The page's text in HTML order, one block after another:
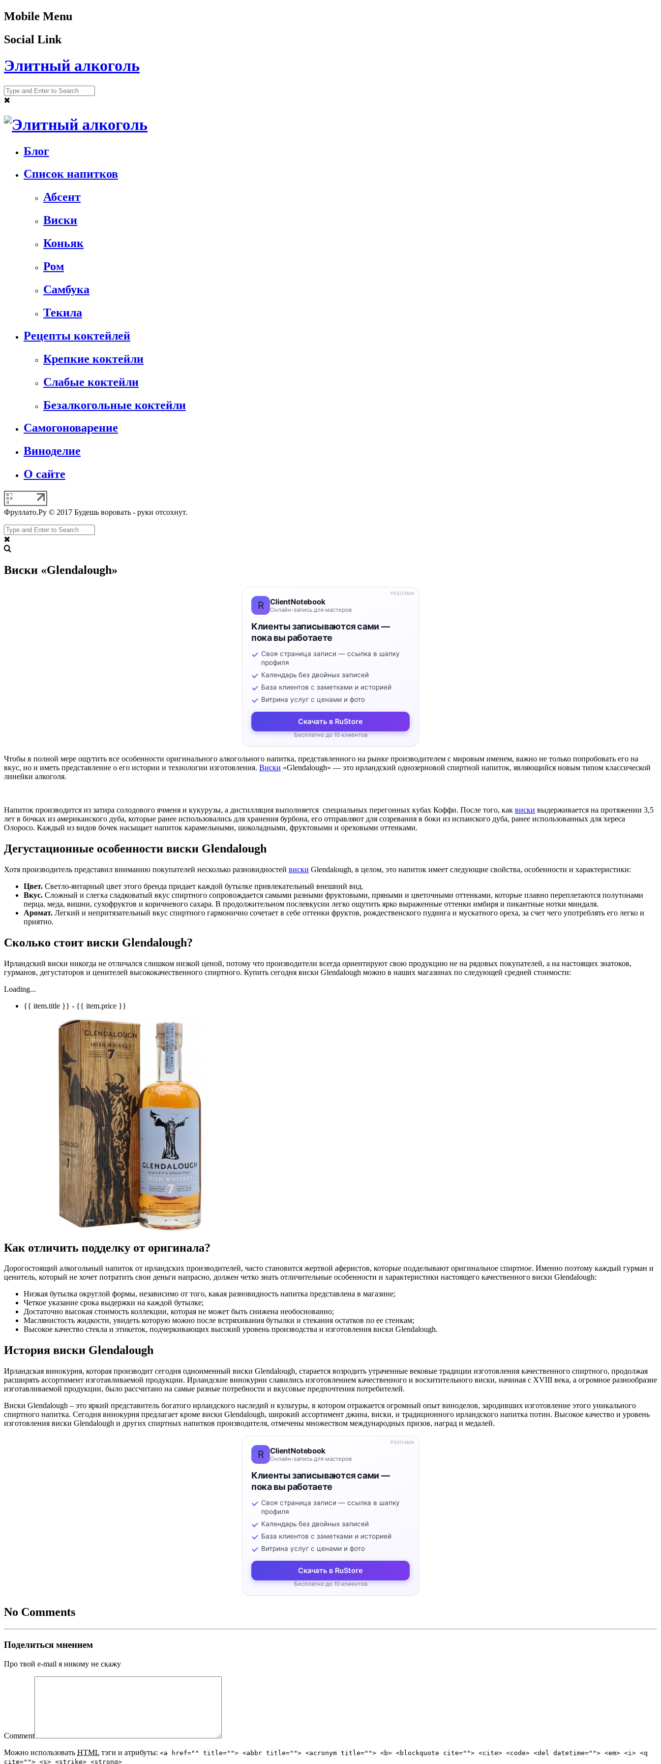
Mobile Menu
Social Link
Элитный алкоголь
Блог
Список напитков
Абсент
Виски
Коньяк
Ром
Самбука
Текила
Рецепты коктейлей
Крепкие коктейли
Слабые коктейли
Безалкогольные коктейли
Самогоноварение
Виноделие
О сайте
Фруллато.Ру © 2017 Будешь воровать - руки отсохнут.
Виски «Glendalough»
R ClientNotebook
Онлайн-запись для мастеров
Клиенты записываются сами —
пока вы работаете
Своя страница записи — ссылка в шапку
профиля
Календарь без двойных записей
База клиентов с заметками и историей
Витрина услуг с ценами и фото
Скачать в RuStore
Бесплатно до 10 клиентов
РЕКЛАМА
Чтобы в полной мере ощутить все особенности оригинального алкогольного напитка, представленного на рынке производителем с мировым именем, важно не только попробовать его на
вкус, но и иметь представление о его истории и технологии изготовления. Виски «Glendalough» — это ирландский однозерновой спиртной напиток, являющийся новым типом классической
линейки алкоголя.
Напиток производится из затира солодового ячменя и кукурузы, а дистилляция выполняется специальных перегонных кубах Коффи. После того, как виски выдерживается на протяжении 3,5
лет в бочках из американского дуба, которые ранее использовались для хранения бурбона, его отправляют для созревания в боки из испанского дуба, ранее использованных для хереса
Олоросо. Каждый из видов бочек насыщает напиток карамельными, шоколадными, фруктовыми и ореховыми оттенками.
Дегустационные особенности виски Glendalough
Хотя производитель представил вниманию покупателей несколько разновидностей виски Glendalough, в целом, это напиток имеет следующие свойства, особенности и характеристики:
Цвет. Светло-янтарный цвет этого бренда придает каждой бутылке привлекательный внешний вид.
Вкус. Сложный и слегка сладковатый вкус спиртного сопровождается самыми разными фруктовыми, пряными и цветочными оттенками, которые плавно переплетаются полутонами
перца, меда, вишни, сухофруктов и коричневого сахара. В продолжительном послевкусии легко ощутить ярко выраженные оттенки имбиря и пикантные нотки миндаля.
Аромат. Легкий и непритязательный вкус спиртного гармонично сочетает в себе оттенки фруктов, рождественского пудинга и мускатного ореха, за счет чего употреблять его легко и
приятно.
Сколько стоит виски Glendalough?
Ирландский виски никогда не отличался слишком низкой ценой, потому что производители всегда ориентируют свою продукцию не на рядовых покупателей, а на настоящих знатоков,
гурманов, дегустаторов и ценителей высококачественного спиртного. Купить сегодня виски Glendalough можно в наших магазинах по следующей средней стоимости:
Loading...
{{ item.title }} - {{ item.price }}
Как отличить подделку от оригинала?
Дорогостоящий алкогольный напиток от ирландских производителей, часто становится жертвой аферистов, которые подделывают оригинальное спиртное. Именно поэтому каждый гурман и
ценитель, который не хочет потратить свои деньги напрасно, должен четко знать отличительные особенности и характеристики настоящего качественного виски Glendalough:
Низкая бутылка округлой формы, независимо от того, какая разновидность напитка представлена в магазине;
Четкое указание срока выдержки на каждой бутылке;
Достаточно высокая стоимость коллекции, которая не может быть снижена необоснованно;
Маслянистость жидкости, увидеть которую можно после встряхивания бутылки и стекания остатков по ее стенкам;
Высокое качество стекла и этикеток, подчеркивающих высокий уровень производства и изготовления виски Glendalough.
История виски Glendalough
Ирландская винокурня, которая производит сегодня одноименный виски Glendalough, старается возродить утраченные вековые традиции изготовления качественного спиртного, продолжая
расширять ассортимент изготавливаемой продукции. Ирландские винокурни славились изготовлением качественного и восхитительного виски, начиная с XVIII века, а огромное разнообразие
изготавливаемой продукции, было рассчитано на самые разные потребности и вкусовые предпочтения потребителей.
Виски Glendalough – это яркий представитель богатого ирландского наследий и культуры, в котором отражается огромный опыт виноделов, зародивших изготовление этого уникального
спиртного напитка. Сегодня винокурня предлагает кроме виски Glendalough, широкий ассортимент джина, виски, и традиционного ирландского напитка потин. Высокое качество и уровень
изготовления виски Glendalough и других спиртных напитков производителя, отмечены множеством международных призов, наград и медалей.
R ClientNotebook
Онлайн-запись для мастеров
Клиенты записываются сами —
пока вы работаете
Своя страница записи — ссылка в шапку
профиля
Календарь без двойных записей
База клиентов с заметками и историей
Витрина услуг с ценами и фото
Скачать в RuStore
Бесплатно до 10 клиентов
РЕКЛАМА
No Comments
Поделиться мнением
Про твой e-mail я никому не скажу
Comment
Можно использовать HTML тэги и атрибуты: <a href="" title=""> <abbr title=""> <acronym title=""> <b> <blockquote cite=""> <cite> <code> <del datetime=""> <em> <i> <q
cite=""> <s> <strike> <strong>